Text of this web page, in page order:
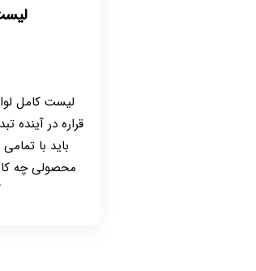
لیست کامل
قراره در
باید با
محصولی چه